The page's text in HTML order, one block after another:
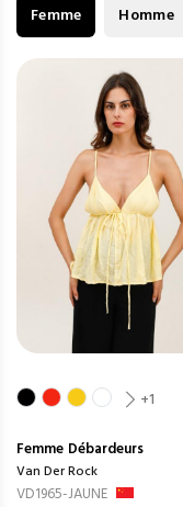
Femme Homme
+1
Femme Débardeurs
Van Der Rock
VD1965-JAUNE